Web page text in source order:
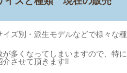
ズ別・派生モデルなどで様々な種
多くなってしまいますので、特に
介させて頂きます!!